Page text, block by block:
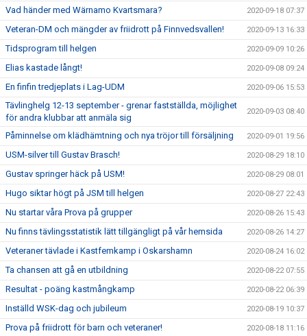
Vad händer med Wärnamo Kvartsmara? 2020-09-18 07:37
Veteran-DM och mängder av friidrott på Finnvedsvallen! 2020-09-13 16:33
Tidsprogram till helgen 2020-09-09 10:26
Elias kastade långt! 2020-09-08 09:24
En finfin tredjeplats i Lag-UDM 2020-09-06 15:53
Tävlinghelg 12-13 september - grenar fastställda, möjlighet
för andra klubbar att anmäla sig
2020-09-03 08:40
Påminnelse om klädhämtning och nya tröjor till försäljning 2020-09-01 19:56
USM-silver till Gustav Brasch! 2020-08-29 18:10
Gustav springer häck på USM! 2020-08-29 08:01
Hugo siktar högt på JSM till helgen 2020-08-27 22:43
Nu startar våra Prova på grupper 2020-08-26 15:43
Nu finns tävlingsstatistik lätt tillgängligt på vår hemsida 2020-08-26 14:27
Veteraner tävlade i Kastfemkamp i Oskarshamn 2020-08-24 16:02
Ta chansen att gå en utbildning 2020-08-22 07:55
Resultat - poäng kastmångkamp 2020-08-22 06:39
Inställd WSK-dag och jubileum 2020-08-19 10:37
Prova på friidrott för barn och veteraner! 2020-08-18 11:16